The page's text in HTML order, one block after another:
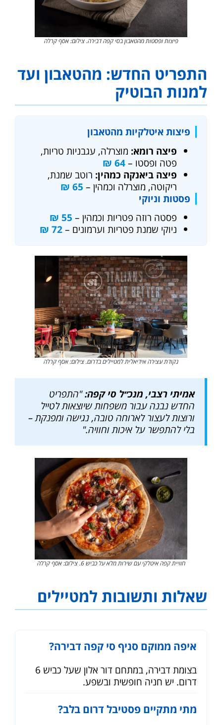
פיצות ופסטות מהטאבון בסי קפה דבירה. צילום: אסף קרלה
התפריט החדש: מהטאבון ועד
למנות הבוטיק
פיצות איטלקיות מהטאבון
פיצה רומא: מוצרלה, עגבניות טריות,
פטה ופסטו –64 ₪
פיצה ביאנקה כמהין: רוטב שמנת,
ריקוטה, מוצרלה וכמהין – 65 ₪
פסטות וניוקי
פסטה רוזה פטריות וכמהין – 55 ₪
ניוקי שמנת פטריות וערמונים –72 ₪
נקודת עצירה אידיאלית למטיילים בדרום. צילום: אסף קרלה
אמיתי רצבי, מנכ״ל סי קפה:"התפריט
החדש נבנה עבור משפחות שיוצאות לטייל
ורוצות לעצור לארוחה טובה, נגישה ומפנקת –
בלי להתפשר על איכות וחוויה."
חוויית קפה איטלקי עם שירות מלא על כביש 6. צילום: אסף קרלה
שאלות ותשובות למטיילים
איפה ממוקם סניף סי קפה דבירה?
בצומת דבירה, במתחם דור אלון שעל כביש 6
דרום. יש חניה חופשית ובשפע.
מתי מתקיים פסטיבל דרום בלב?